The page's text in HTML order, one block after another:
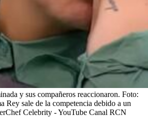
y sus compañeros reaccionaron. Foto:
Rey sale de la competencia debido a un
Celebrity - YouTube Canal RCN